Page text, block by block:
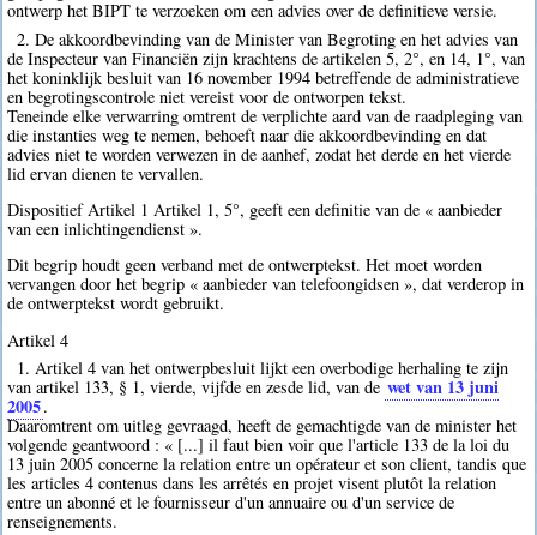
ontwerp het BIPT te verzoeken om een advies over de definitieve versie.
2. De akkoordbevinding van de Minister van Begroting en het advies van
de Inspecteur van Financiën zijn krachtens de artikelen 5, 2°, en 14, 1°, van
het koninklijk besluit van 16 november 1994 betreffende de administratieve
en begrotingscontrole niet vereist voor de ontworpen tekst.
Teneinde elke verwarring omtrent de verplichte aard van de raadpleging van
die instanties weg te nemen, behoeft naar die akkoordbevinding en dat
advies niet te worden verwezen in de aanhef, zodat het derde en het vierde
lid ervan dienen te vervallen.
Dispositief Artikel 1 Artikel 1, 5°, geeft een definitie van de « aanbieder
van een inlichtingendienst ».
Dit begrip houdt geen verband met de ontwerptekst. Het moet worden
vervangen door het begrip « aanbieder van telefoongidsen », dat verderop in
de ontwerptekst wordt gebruikt.
Artikel 4
1. Artikel 4 van het ontwerpbesluit lijkt een overbodige herhaling te zijn
van artikel 133, § 1, vierde, vijfde en zesde lid, van de wet van 13 juni
2005.
Daaromtrent om uitleg gevraagd, heeft de gemachtigde van de minister het
volgende geantwoord : « [...] il faut bien voir que l'article 133 de la loi du
13 juin 2005 concerne la relation entre un opérateur et son client, tandis que
les articles 4 contenus dans les arrêtés en projet visent plutôt la relation
entre un abonné et le fournisseur d'un annuaire ou d'un service de
renseignements.